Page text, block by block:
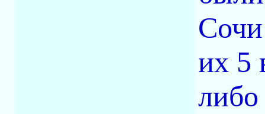
их 5
либо